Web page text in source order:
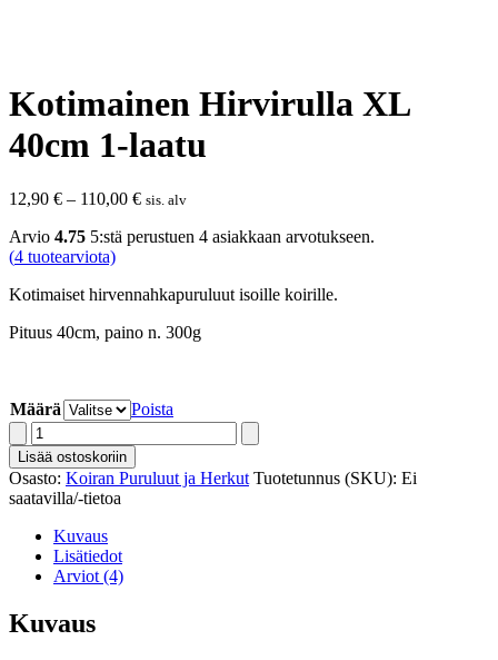
Kotimainen Hirvirulla XL
40cm 1-laatu
12,90 € – 110,00 €Hintaluokka:
-
sis. alv
Arvio 4.75 5:stä perustuen 4 asiakkaan arvotukseen.
(4 tuotearviota)
Kotimaiset hirvennahkapuruluut isoille koirille.
Pituus 40cm, paino n. 300g
Määrä
Poista
Kotimainen
Hirvirulla
XL
40cm
1-
laatu
määrä
Lisää ostoskoriin
Osasto: Koiran Puruluut ja Herkut Tuotetunnus (SKU): Ei
saatavilla/-tietoa
Kuvaus
Lisätiedot
Arviot (4)
Kuvaus